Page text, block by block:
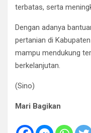
terbatas, serta
Dengan adanya
pertanian di
mampu mendukung
berkelanjutan.
(Sino)
Mari Bagikan